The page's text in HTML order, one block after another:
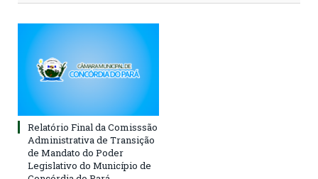
Relatório Final da Comisssão
Administrativa de Transição
de Mandato do Poder
Legislativo do Município de